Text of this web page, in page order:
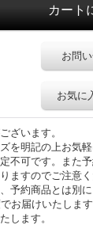
お問
お気に
ざいます。
を明記の上お気軽
不可です。また
ますのでご注意く
予約商品とは別
お届けいたします
します。